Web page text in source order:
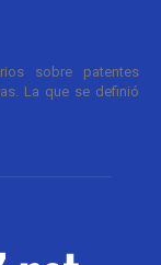
sobre patentes
La que se definió